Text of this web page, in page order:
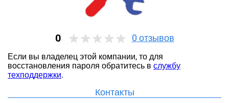
0 0 отзывов
Если вы владелец этой компании, то для
восстановления пароля обратитесь в службу
техподдержки.
Контакты